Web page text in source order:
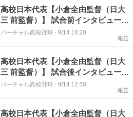
高校日本代表【小倉全由監督（日大
三 前監督）】 試合前インタビュー
（2025年9月14日）
バーチャル高校野球 - 9/14 16:20
報告
高校日本代表【小倉全由監督（日大
三 前監督）】 試合後インタビュー
（2025年9月13日）
バーチャル高校野球 - 9/14 12:50
報告
高校日本代表【小倉全由監督（日大